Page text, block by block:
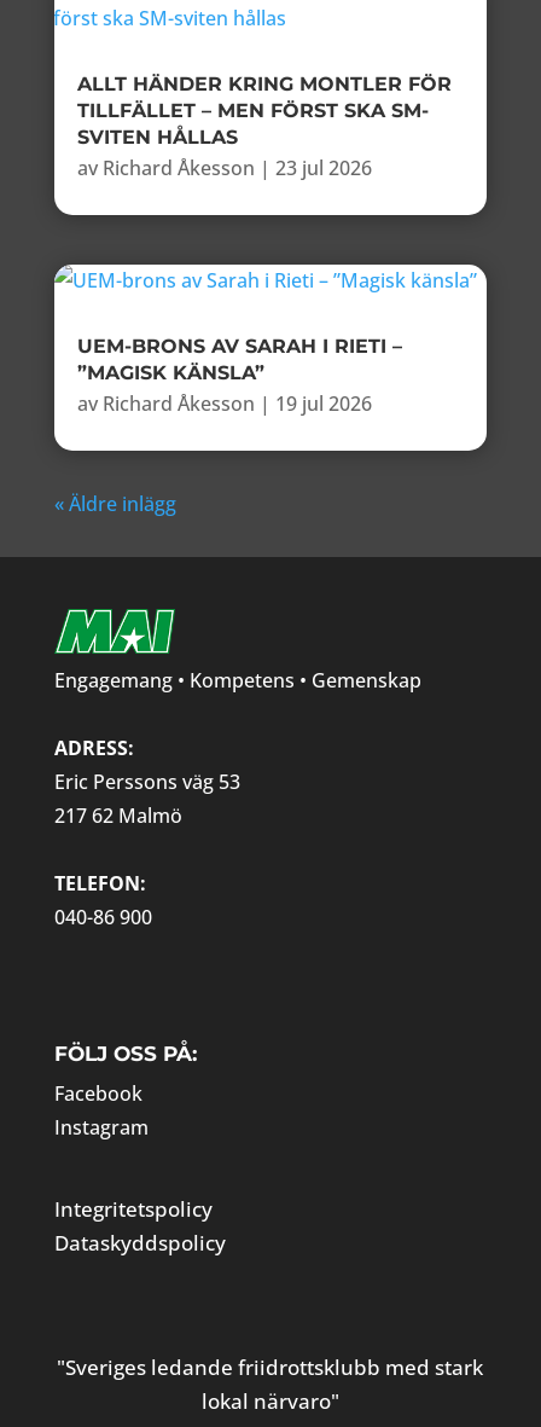
ALLT HÄNDER KRING MONTLER FÖR
TILLFÄLLET – MEN FÖRST SKA SM-
SVITEN HÅLLAS
av Richard Åkesson | 23 jul 2026
UEM-BRONS AV SARAH I RIETI –
”MAGISK KÄNSLA”
av Richard Åkesson | 19 jul 2026
« Äldre inlägg
Engagemang • Kompetens • Gemenskap
ADRESS:
Eric Perssons väg 53
217 62 Malmö
TELEFON:
040-86 900
FÖLJ OSS PÅ:
Facebook
Instagram
Integritetspolicy
Dataskyddspolicy
"Sveriges ledande friidrottsklubb med stark
lokal närvaro"